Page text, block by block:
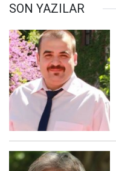
SON YAZILAR